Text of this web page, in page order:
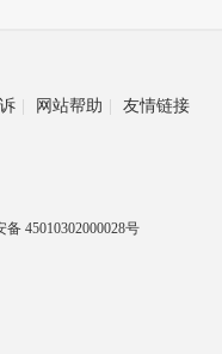
网站帮助 友情链接
备 45010302000028号